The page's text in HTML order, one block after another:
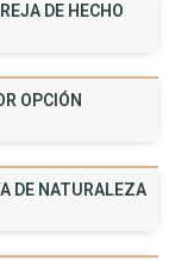
DE HECHO
OPCIÓN
DE NATURALEZA